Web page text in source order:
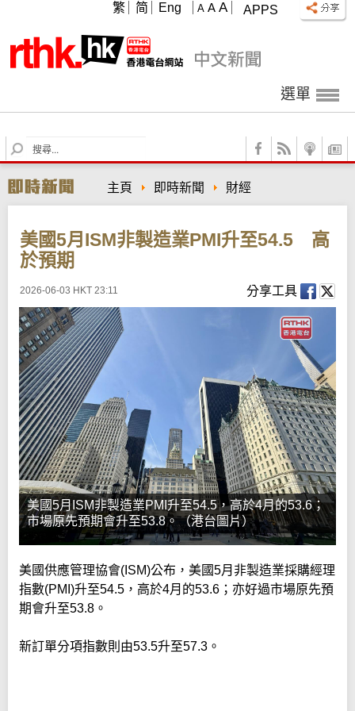
APPS
A A A
繁 简 Eng
選單
S
e
r
c
主頁 即時新聞 財經
美國5月ISM非製造業PMI升至54.5 高
於預期
2026-06-03 HKT 23:11 分享工具
美國5月ISM非製造業PMI升至54.5，高於4月的53.6；
市場原先預期會升至53.8。（港台圖片）
美國供應管理協會(ISM)公布，美國5月非製造業採購經理
指數(PMI)升至54.5，高於4月的53.6；亦好過市場原先預
期會升至53.8。
新訂單分項指數則由53.5升至57.3。